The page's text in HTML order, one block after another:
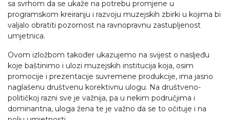
sa svrhom da se ukaže na potrebu promjene u
programskom kreiranju i razvoju muzejskih zbirki u kojima bi
valjalo obratiti pozornost na ravnopravnu zastupljenost
umjetnica.
Ovom izložbom također ukazujemo na svijest o nasljeđu
koje baštinimo i ulozi muzejskih institucija koja, osim
promocije i prezentacije suvremene produkcije, ima jasno
naglašenu društvenu korektivnu ulogu. Na društveno-
političkoj razni sve je važnija, pa u nekim područjima i
dominantna, uloga žena te je važno da se to očituje i na